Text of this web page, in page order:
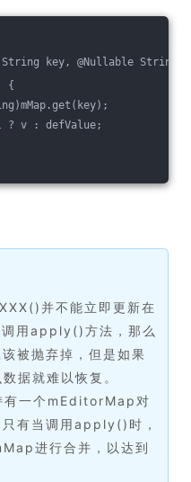
key, @Nullable String
{
? v : defValue;
并不能立即更新在
用apply()方法，那么
被抛弃掉，但是如果
据就难以恢复。
有一个mEditorMap对
有当调用apply()时，
进行合并，以达到